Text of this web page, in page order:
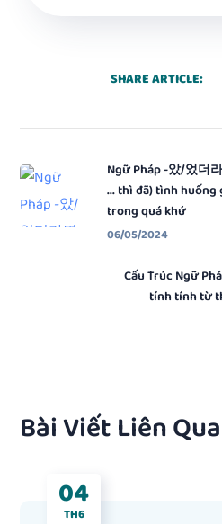
SHARE ARTICLE:
Ngữ Pháp -았/었더
... thì đã) tình huống
trong quá khứ
06/05/2024
Cấu Trúc Ngữ
tính tính từ
Bài Viết Liên
04
TH6